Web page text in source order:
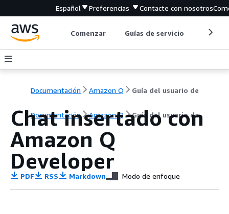
Español Preferencias Contacte con nosotros
Comenzar Guías de servicio
Documentación Amazon Q Guía del usuario de
Documentación Amazon Q Guía del usuario de
Chat insertado con
Amazon Q
Developer
PDF RSS Markdown Modo de enfoque